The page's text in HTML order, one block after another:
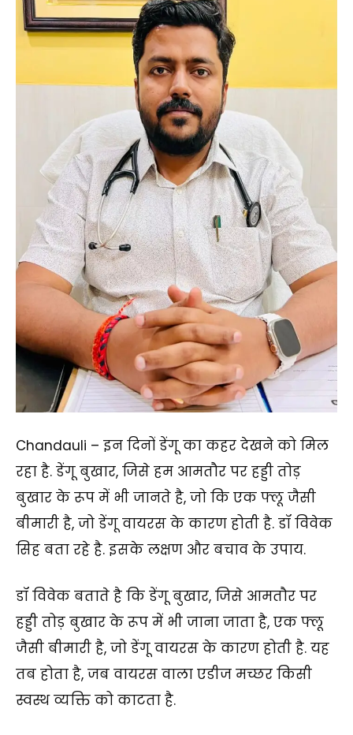
Chandauli – इन दिनों डेंगू का कहर देखने को मिल
रहा है. डेंगू बुखार, जिसे हम आमतौर पर हड्डी तोड़
बुखार के रूप में भी जानते है, जो कि एक फ्लू जैसी
बीमारी है, जो डेंगू वायरस के कारण होती है. डॉ विवेक
सिह बता रहे है. इसके लक्षण और बचाव के उपाय.
डॉ विवेक बताते है कि डेंगू बुखार, जिसे आमतौर पर
हड्डी तोड़ बुखार के रूप में भी जाना जाता है, एक फ्लू
जैसी बीमारी है, जो डेंगू वायरस के कारण होती है. यह
तब होता है, जब वायरस वाला एडीज मच्छर किसी
स्वस्थ व्यक्ति को काटता है.